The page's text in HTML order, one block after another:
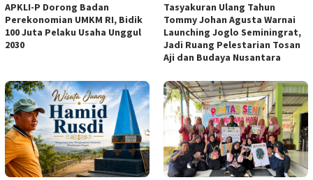
APKLI-P Dorong Badan
Perekonomian UMKM RI, Bidik
100 Juta Pelaku Usaha Unggul
2030
Tasyakuran Ulang Tahun
Tommy Johan Agusta Warnai
Launching Joglo Seminingrat,
Jadi Ruang Pelestarian Tosan
Aji dan Budaya Nusantara